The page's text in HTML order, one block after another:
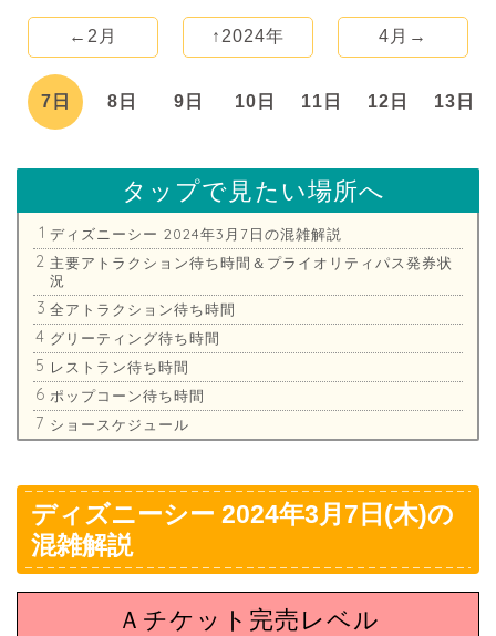
←2月 ↑2024年 4月→
7日 8日 9日 10日 11日 12日 13日
タップで見たい場所へ
ディズニーシー 2024年3月7日の混雑解説
主要アトラクション待ち時間＆プライオリティパス発券状
況
全アトラクション待ち時間
グリーティング待ち時間
レストラン待ち時間
ポップコーン待ち時間
ショースケジュール
ディズニーシー 2024年3月7日(木)の
混雑解説
Ａチケット完売レベル